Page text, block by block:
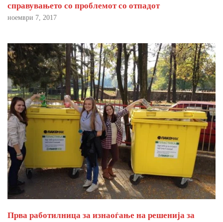
справувањето со проблемот со отпадот
ноември 7, 2017
Прва работилница за изнаоѓање на решенија за